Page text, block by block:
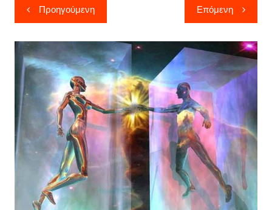
Πλοήγηση
άρθρων
Προηγούμενη Επόμενη